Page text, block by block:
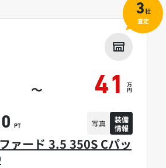
ァード 3.5 350S Cパッ
～ 41 万
円
PT 写真
装備
情報
3社
査定